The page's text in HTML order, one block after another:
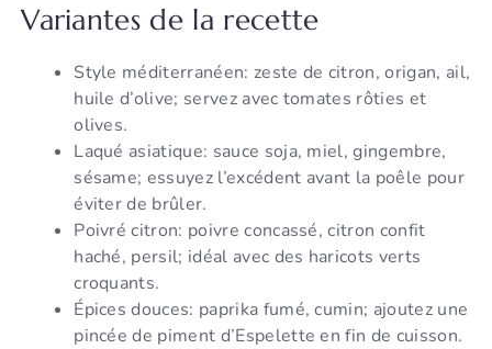
Variantes de la recette
Style méditerranéen: zeste de citron, origan, ail,
huile d’olive; servez avec tomates rôties et
olives.
Laqué asiatique: sauce soja, miel, gingembre,
sésame; essuyez l’excédent avant la poêle pour
éviter de brûler.
Poivré citron: poivre concassé, citron confit
haché, persil; idéal avec des haricots verts
croquants.
Épices douces: paprika fumé, cumin; ajoutez une
pincée de piment d’Espelette en fin de cuisson.